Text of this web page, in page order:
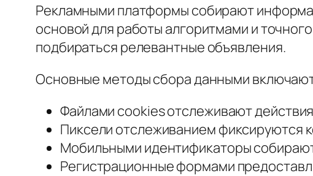
Рекламными платформы собирают
основой для работы алгоритмами и
подбираться релевантные объявления.
Основные методы сбора данными
Файлами cookies отслеживают
Пиксели отслеживанием фиксируются
Мобильными идентификаторы
Регистрационные формами